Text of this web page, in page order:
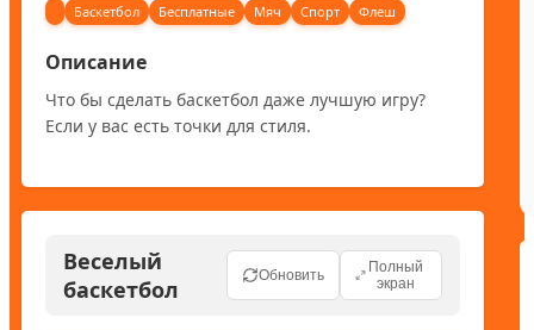
Баскетбол Бесплатные Мяч Спорт Флеш
Описание
Что бы сделать баскетбол даже лучшую игру?
Если у вас есть точки для стиля.
Веселый
баскетбол
Обновить
Полный
экран